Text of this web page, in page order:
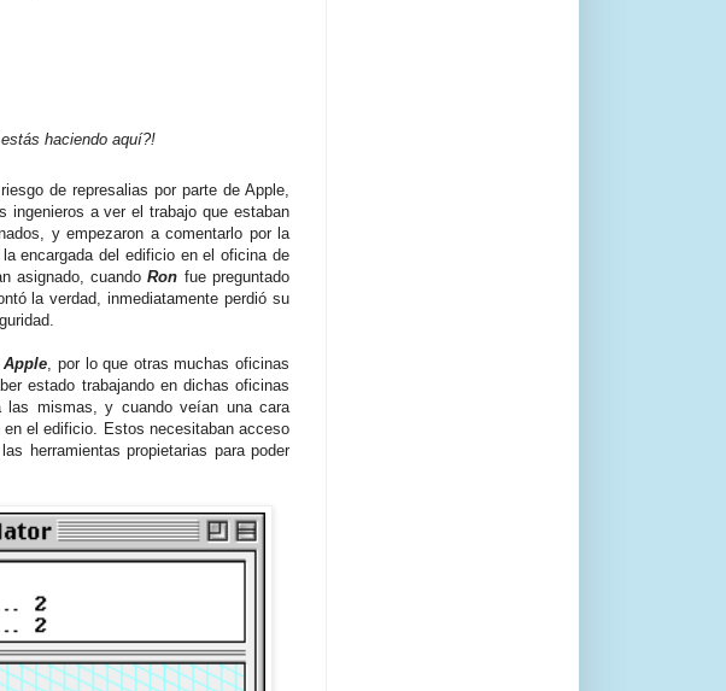
haciendo aquí?!
de represalias por parte de Apple,
a ver el trabajo que estaban
y empezaron a comentarlo por la
encargada del edificio en el oficina de
asignado, cuandoRon fue preguntado
la verdad, inmediatamente perdió su
Apple, por lo que otras muchas oficinas
estado trabajando en dichas oficinas
mismas, y cuando veían una cara
el edificio. Estos necesitaban acceso
herramientas propietarias para poder